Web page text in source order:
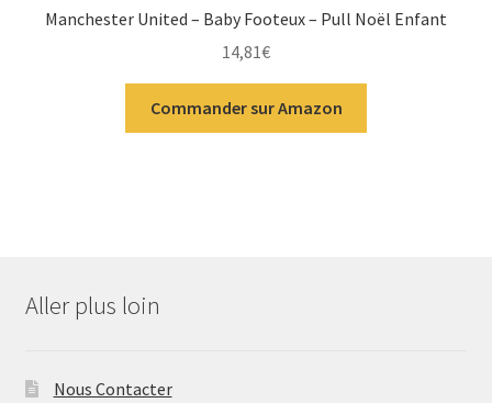
Manchester United – Baby Footeux – Pull Noël Enfant
14,81€
Commander sur Amazon
Aller plus loin
Nous Contacter